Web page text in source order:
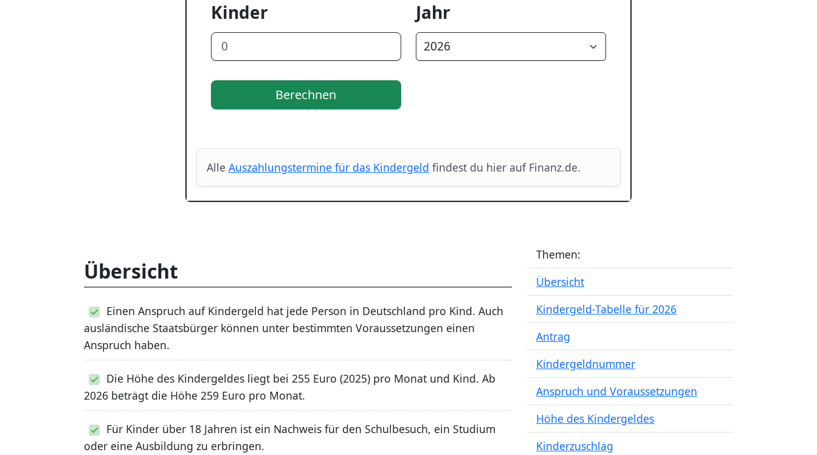
Kinder Jahr
Berechnen
Alle Auszahlungstermine für das Kindergeld findest du hier auf Finanz.de.
Übersicht
Einen Anspruch auf Kindergeld hat jede Person in Deutschland pro Kind. Auch
ausländische Staatsbürger können unter bestimmten Voraussetzungen einen
Anspruch haben.
Die Höhe des Kindergeldes liegt bei 255 Euro (2025) pro Monat und Kind. Ab
2026 beträgt die Höhe 259 Euro pro Monat.
Für Kinder über 18 Jahren ist ein Nachweis für den Schulbesuch, ein Studium
oder eine Ausbildung zu erbringen.
Themen:
Übersicht
Kindergeld-Tabelle für 2026
Antrag
Kindergeldnummer
Anspruch und Voraussetzungen
Höhe des Kindergeldes
Kinderzuschlag